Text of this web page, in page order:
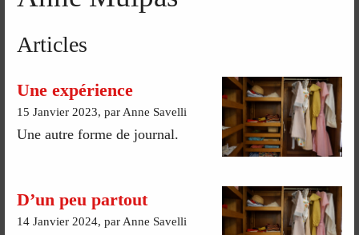
Articles
Une expérience
15 Janvier 2023, par Anne Savelli
Une autre forme de journal.
D’un peu partout
14 Janvier 2024, par Anne Savelli